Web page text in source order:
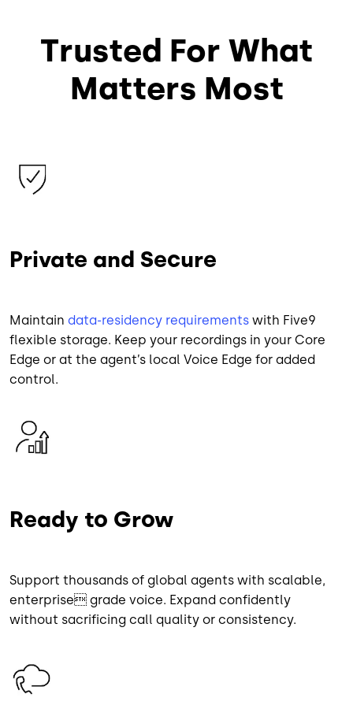
Trusted For What
Matters Most
Image
Private and Secure
Maintain data-residency requirements with Five9
flexible storage. Keep your recordings in your Core
Edge or at the agent’s local Voice Edge for added
control.
Image
Ready to Grow
Support thousands of global agents with scalable,
enterprise grade voice. Expand confidently
without sacrificing call quality or consistency.
Image